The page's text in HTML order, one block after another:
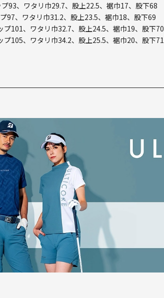
93、ワタリ巾29.7、股上22.5、裾巾17、股下68
97、ワタリ巾31.2、股上23.5、裾巾18、股下69
プ101、ワタリ巾32.7、股上24.5、裾巾19、股下70
プ105、ワタリ巾34.2、股上25.5、裾巾20、股下71